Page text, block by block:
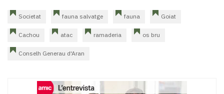
Societat fauna salvatge fauna Goiat
Cachou atac ramaderia os bru
Conselh Generau d'Aran